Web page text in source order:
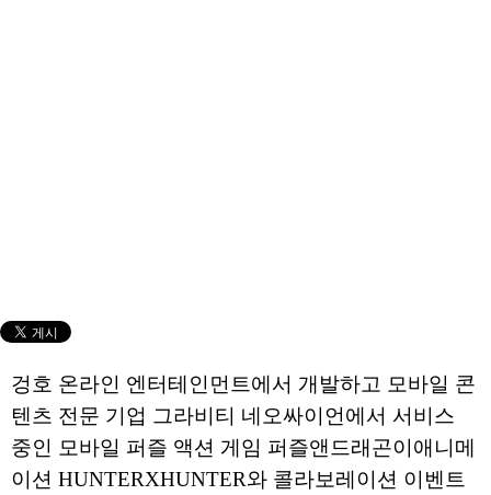
겅호 온라인 엔터테인먼트에서 개발하고 모바일 콘
텐츠 전문 기업 그라비티 네오싸이언에서 서비스
중인 모바일 퍼즐 액션 게임 퍼즐앤드래곤이애니메
이션 HUNTERXHUNTER와 콜라보레이션 이벤트